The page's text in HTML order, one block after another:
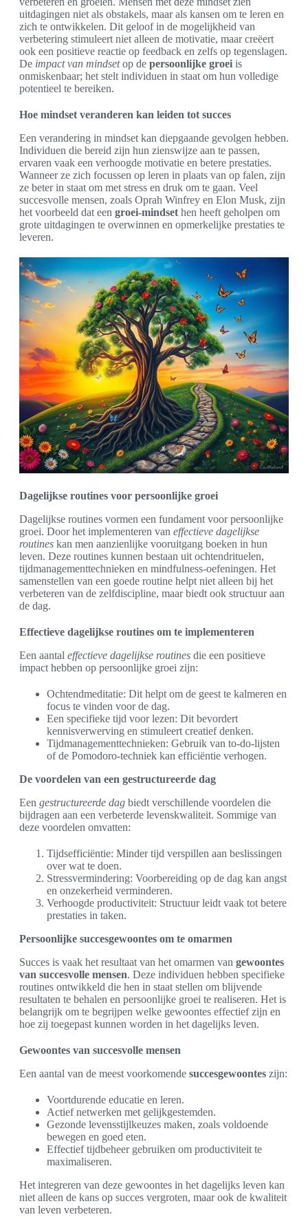
uitdagingen niet als obstakels, maar als kansen om te leren en
zich te ontwikkelen. Dit geloof in de mogelijkheid van
verbetering stimuleert niet alleen de motivatie, maar creëert
ook een positieve reactie op feedback en zelfs op tegenslagen.
De impact van mindsetop de persoonlijke groei is
onmiskenbaar; het stelt individuen in staat om hun volledige
potentieel te bereiken.
Hoe mindset veranderen kan leiden tot succes
Een verandering in mindset kan diepgaande gevolgen hebben.
Individuen die bereid zijn hun zienswijze aan te passen,
ervaren vaak een verhoogde motivatie en betere prestaties.
Wanneer ze zich focussen op leren in plaats van op falen, zijn
ze beter in staat om met stress en druk om te gaan. Veel
succesvolle mensen, zoals Oprah Winfrey en Elon Musk, zijn
het voorbeeld dat een groei-mindset hen heeft geholpen om
grote uitdagingen te overwinnen en opmerkelijke prestaties te
leveren.
Dagelijkse routines voor persoonlijke groei
Dagelijkse routines vormen een fundament voor persoonlijke
groei. Door het implementeren van effectieve dagelijkse
routines kan men aanzienlijke vooruitgang boeken in hun
leven. Deze routines kunnen bestaan uit ochtendrituelen,
tijdmanagementtechnieken en mindfulness-oefeningen. Het
samenstellen van een goede routine helpt niet alleen bij het
verbeteren van de zelfdiscipline, maar biedt ook structuur aan
de dag.
Effectieve dagelijkse routines om te implementeren
Een aantal effectieve dagelijkse routines die een positieve
impact hebben op persoonlijke groei zijn:
Ochtendmeditatie: Dit helpt om de geest te kalmeren en
focus te vinden voor de dag.
Een specifieke tijd voor lezen: Dit bevordert
kennisverwerving en stimuleert creatief denken.
Tijdmanagementtechnieken: Gebruik van to-do-lijsten
of de Pomodoro-techniek kan efficiëntie verhogen.
De voordelen van een gestructureerde dag
Een gestructureerde dag biedt verschillende voordelen die
bijdragen aan een verbeterde levenskwaliteit. Sommige van
deze voordelen omvatten:
Tijdsefficiëntie: Minder tijd verspillen aan beslissingen
over wat te doen.
Stressvermindering: Voorbereiding op de dag kan angst
en onzekerheid verminderen.
Verhoogde productiviteit: Structuur leidt vaak tot betere
prestaties in taken.
Persoonlijke succesgewoontes om te omarmen
Succes is vaak het resultaat van het omarmen van gewoontes
van succesvolle mensen. Deze individuen hebben specifieke
routines ontwikkeld die hen in staat stellen om blijvende
resultaten te behalen en persoonlijke groei te realiseren. Het is
belangrijk om te begrijpen welke gewoontes effectief zijn en
hoe zij toegepast kunnen worden in het dagelijks leven.
Gewoontes van succesvolle mensen
Een aantal van de meest voorkomende succesgewoontes zijn:
Voortdurende educatie en leren.
Actief netwerken met gelijkgestemden.
Gezonde levensstijlkeuzes maken, zoals voldoende
bewegen en goed eten.
Effectief tijdbeheer gebruiken om productiviteit te
maximaliseren.
Het integreren van deze gewoontes in het dagelijks leven kan
niet alleen de kans op succes vergroten, maar ook de kwaliteit
van leven verbeteren.